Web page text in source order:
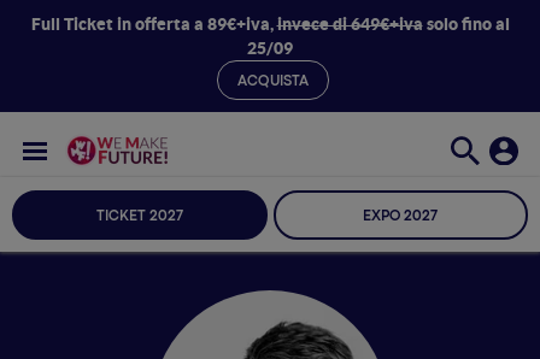
Full Ticket in offerta a 89€+iva,invece di 649€+ivasolo fino al
25/09
ACQUISTA
TICKET 2027 EXPO 2027